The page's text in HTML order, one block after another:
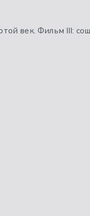
век. Фильм III: